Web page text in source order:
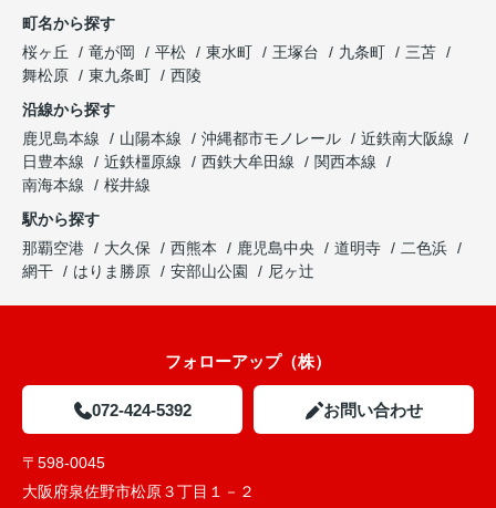
町名から探す
桜ヶ丘
竜が岡 平松 東水町 王塚台 九条町
三苫
舞松原
東九条町
西陵
沿線から探す
鹿児島本線
山陽本線 沖縄都市モノレール
近鉄南大阪線
日豊本線
近鉄橿原線 西鉄大牟田線
関西本線
南海本線
桜井線
駅から探す
那覇空港
大久保 西熊本 鹿児島中央 道明寺
二色浜
網干
はりま勝原 安部山公園 尼ヶ辻
フォローアップ（株）
072-424-5392 お問い合わせ
〒598-0045
大阪府泉佐野市松原３丁目１－２